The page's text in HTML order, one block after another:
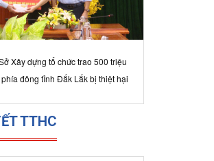
500 triệu đồng hỗ trợ 10